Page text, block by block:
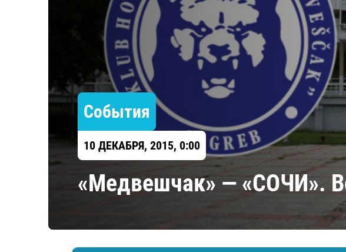
Локомотив
Северсталь
ЦСКА
Шанхайские Драконы
Амур
Барыс
Салават
Сибирь
События
10 ДЕКАБРЯ, 2015, 0:00
«Медвешчак» — «СОЧИ».